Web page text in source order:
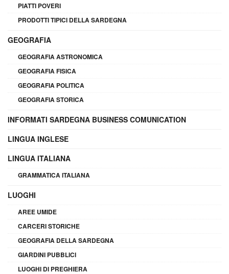
PIATTI POVERI
PRODOTTI TIPICI DELLA SARDEGNA
GEOGRAFIA
GEOGRAFIA ASTRONOMICA
GEOGRAFIA FISICA
GEOGRAFIA POLITICA
GEOGRAFIA STORICA
INFORMATI SARDEGNA BUSINESS COMUNICATION
LINGUA INGLESE
LINGUA ITALIANA
GRAMMATICA ITALIANA
LUOGHI
AREE UMIDE
CARCERI STORICHE
GEOGRAFIA DELLA SARDEGNA
GIARDINI PUBBLICI
LUOGHI DI PREGHIERA